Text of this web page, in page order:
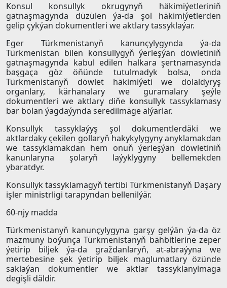
Konsul konsullyk okrugynyň häkimiýetleriniň
gatnaşmagynda düzülen ýa-da şol häkimiýetlerden
gelip çykýan dokumentleri we aktlary tassyklaýar.
Eger Türkmenistanyň kanunçylygynda ýa-da
Türkmenistan bilen konsullygyň ýerleşýän döwletiniň
gatnaşmagynda kabul edilen halkara şertnamasynda
başgaça göz öňünde tutulmadyk bolsa, onda
Türkmenistanyň döwlet häkimiýeti we dolaldyryş
organlary, kärhanalary we guramalary şeýle
dokumentleri we aktlary diňe konsullyk tassyklamasy
bar bolan ýagdaýynda seredilmäge alýarlar.
Konsullyk tassyklaýyş şol dokumentlerdäki we
aktlardaky çekilen gollaryň hakykylygyny anyklamakdan
we tassyklamakdan hem onuň ýerleşýän döwletiniň
kanunlaryna şolaryň laýyklygyny bellemekden
ybaratdyr.
Konsullyk tassyklamagyň tertibi Türkmenistanyň Daşary
işler ministrligi tarapyndan bellenilýär.
60-njy madda
Türkmenistanyň kanunçylygyna garşy gelýän ýa-da öz
mazmuny boýunça Türkmenistanyň bähbitlerine zeper
ýetirip biljek ýa-da graždanlaryň, at-abraýyna we
mertebesine şek ýetirip biljek maglumatlary özünde
saklaýan dokumentler we aktlar tassyklanylmaga
degişli däldir.